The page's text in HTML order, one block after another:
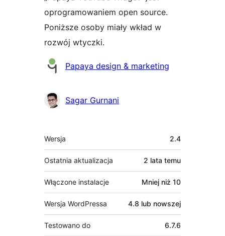
oprogramowaniem open source.
Poniższe osoby miały wkład w
rozwój wtyczki.
Zaangażowani
Papaya design & marketing
Sagar Gurnani
Meta
Wersja 2.4
Ostatnia aktualizacja 2 lata temu
Włączone instalacje Mniej niż 10
Wersja WordPressa 4.8 lub nowszej
Testowano do 6.7.6